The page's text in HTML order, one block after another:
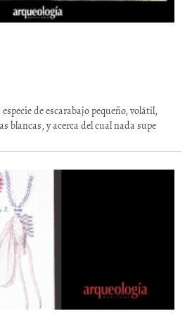
especie de escarabajo pequeño, volátil,
blancas, y acerca del cual nada supe